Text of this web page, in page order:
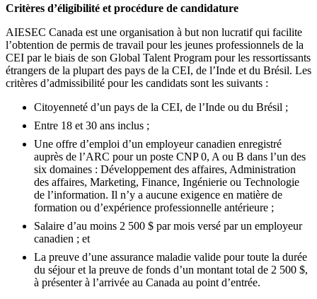
Critères d’éligibilité et procédure de candidature
AIESEC Canada est une organisation à but non lucratif qui facilite
l’obtention de permis de travail pour les jeunes professionnels de la
CEI par le biais de son Global Talent Program pour les ressortissants
étrangers de la plupart des pays de la CEI, de l’Inde et du Brésil. Les
critères d’admissibilité pour les candidats sont les suivants :
Citoyenneté d’un pays de la CEI, de l’Inde ou du Brésil ;
Entre 18 et 30 ans inclus ;
Une offre d’emploi d’un employeur canadien enregistré
auprès de l’ARC pour un poste CNP 0, A ou B dans l’un des
six domaines : Développement des affaires, Administration
des affaires, Marketing, Finance, Ingénierie ou Technologie
de l’information. Il n’y a aucune exigence en matière de
formation ou d’expérience professionnelle antérieure ;
Salaire d’au moins 2 500 $ par mois versé par un employeur
canadien ; et
La preuve d’une assurance maladie valide pour toute la durée
du séjour et la preuve de fonds d’un montant total de 2 500 $,
à présenter à l’arrivée au Canada au point d’entrée.